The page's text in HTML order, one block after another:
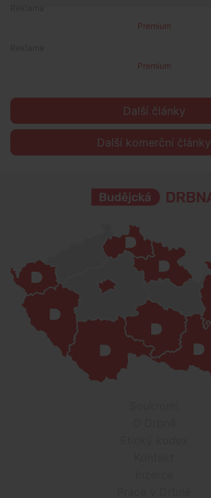
Premium
Premium
Další články
Další komerční články